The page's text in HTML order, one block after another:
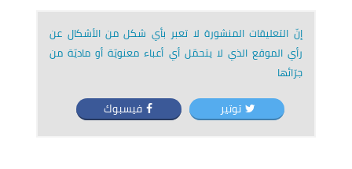
إنّ التعليقات المنشورة لا تعبر بأي شكل من الأشكال عن
رأي الموقع الذي لا يتحمّل أي أعباء معنويّة أو ماديّة من
جرّائها
توتير فيسبوك